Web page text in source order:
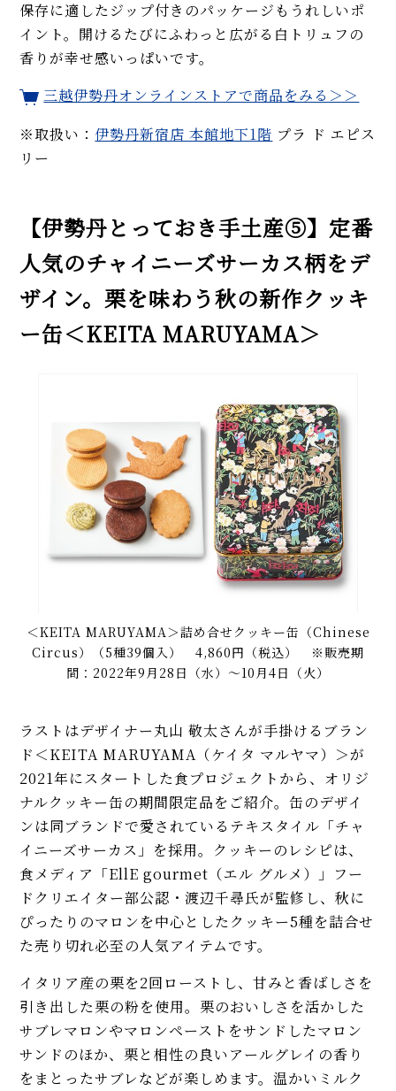
保存に適したジップ付きのパッケージもうれしいポ
イント。開けるたびにふわっと広がる白トリュフの
香りが幸せ感いっぱいです。
三越伊勢丹オンラインストアで商品をみる＞＞
※取扱い： 伊勢丹新宿店 本館地下1階 プラ ド エピス
リー
【伊勢丹とっておき手土産⑤】定番
人気のチャイニーズサーカス柄をデ
ザイン。栗を味わう秋の新作クッキ
ー缶＜KEITA MARUYAMA＞
＜KEITA MARUYAMA＞詰め合せクッキー缶（Chinese
Circus）（5種39個入） 4,860円（税込） ※販売期
間：2022年9月28日（水）～10月4日（火）
ラストはデザイナー丸山 敬太さんが手掛けるブラン
ド＜KEITA MARUYAMA（ケイタ マルヤマ）＞が
2021年にスタートした食プロジェクトから、オリジ
ナルクッキー缶の期間限定品をご紹介。缶のデザイ
ンは同ブランドで愛されているテキスタイル「チャ
イニーズサーカス」を採用。クッキーのレシピは、
食メディア「EllE gourmet（エル グルメ）」フー
ドクリエイター部公認・渡辺千尋氏が監修し、秋に
ぴったりのマロンを中心としたクッキー5種を詰合せ
た売り切れ必至の人気アイテムです。
イタリア産の栗を2回ローストし、甘みと香ばしさを
引き出した栗の粉を使用。栗のおいしさを活かした
サブレマロンやマロンペーストをサンドしたマロン
サンドのほか、栗と相性の良いアールグレイの香り
をまとったサブレなどが楽しめます。温かいミルク